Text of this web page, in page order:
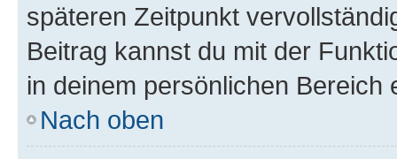
späteren Zeitpunkt
Beitrag kannst du mit der
in deinem persönlichen Bereich
Nach oben